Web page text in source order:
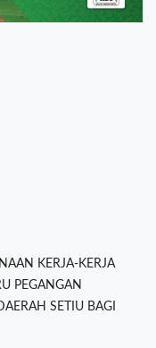
KERJA-KERJA
PEGANGAN
SETIU BAGI